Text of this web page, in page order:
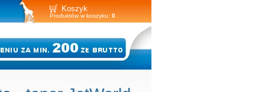
Koszyk
Produktów w koszyku: 0